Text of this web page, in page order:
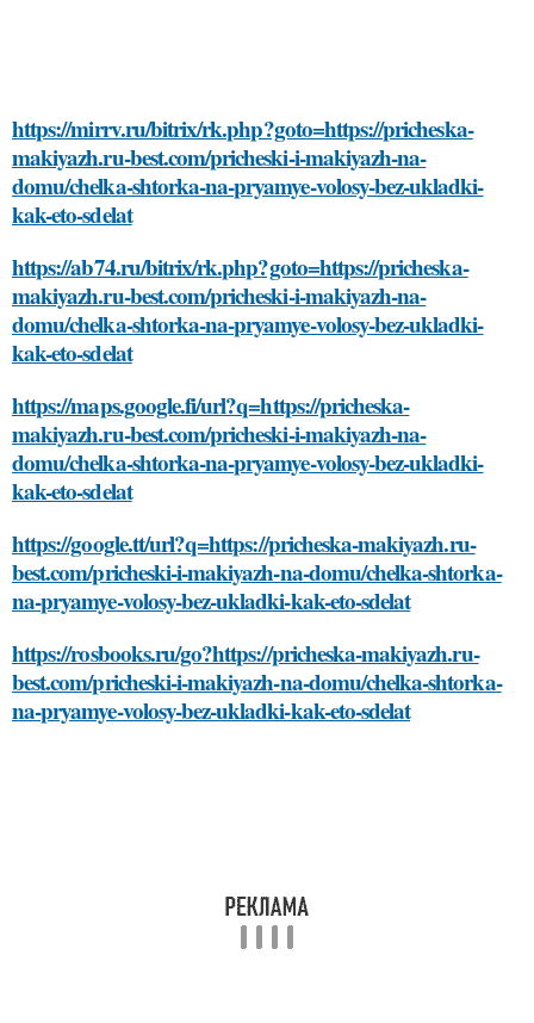
https://mirrv.ru/bitrix/rk.php?goto=https://pricheska-
makiyazh.ru-best.com/pricheski-i-makiyazh-na-
domu/chelka-shtorka-na-pryamye-volosy-bez-ukladki-
kak-eto-sdelat
https://ab74.ru/bitrix/rk.php?goto=https://pricheska-
makiyazh.ru-best.com/pricheski-i-makiyazh-na-
domu/chelka-shtorka-na-pryamye-volosy-bez-ukladki-
kak-eto-sdelat
https://maps.google.fi/url?q=https://pricheska-
makiyazh.ru-best.com/pricheski-i-makiyazh-na-
domu/chelka-shtorka-na-pryamye-volosy-bez-ukladki-
kak-eto-sdelat
https://google.tt/url?q=https://pricheska-makiyazh.ru-
best.com/pricheski-i-makiyazh-na-domu/chelka-shtorka-
na-pryamye-volosy-bez-ukladki-kak-eto-sdelat
https://rosbooks.ru/go?https://pricheska-makiyazh.ru-
best.com/pricheski-i-makiyazh-na-domu/chelka-shtorka-
na-pryamye-volosy-bez-ukladki-kak-eto-sdelat